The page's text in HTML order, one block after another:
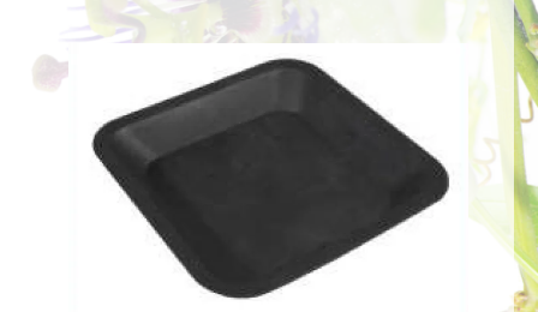
Bildergalerie überspringen